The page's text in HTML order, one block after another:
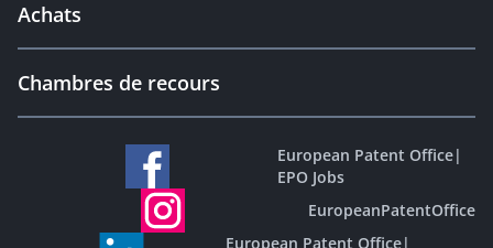
Achats
Chambres de recours
European Patent Office|
EPO Jobs
EuropeanPatentOffice
European Patent Office|